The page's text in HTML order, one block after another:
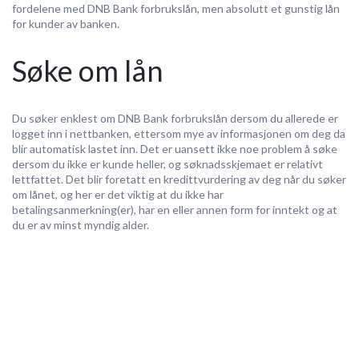
fordelene med DNB Bank forbrukslån, men absolutt et gunstig lån
for kunder av banken.
Søke om lån
Du søker enklest om DNB Bank forbrukslån dersom du allerede er
logget inn i nettbanken, ettersom mye av informasjonen om deg da
blir automatisk lastet inn. Det er uansett ikke noe problem å søke
dersom du ikke er kunde heller, og søknadsskjemaet er relativt
lettfattet. Det blir foretatt en kredittvurdering av deg når du søker
om lånet, og her er det viktig at du ikke har
betalingsanmerkning(er), har en eller annen form for inntekt og at
du er av minst myndig alder.